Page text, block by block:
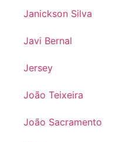
Janickson Silva
Javi Bernal
Jersey
João Teixeira
João Sacramento